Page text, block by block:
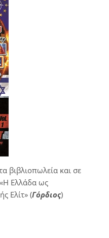
βιβλιοπωλεία και σε
Ελλάδα ως
Ελίτ» (Γόρδιος)